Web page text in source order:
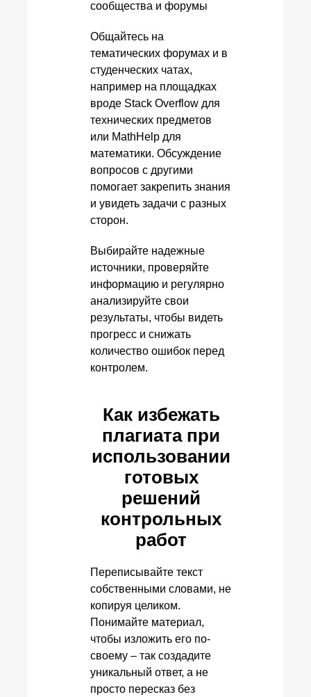
Общайтесь на
тематических форумах и в
студенческих чатах,
например на площадках
вроде Stack Overflow для
технических предметов
или MathHelp для
математики. Обсуждение
вопросов с другими
помогает закрепить знания
и увидеть задачи с разных
сторон.
Выбирайте надежные
источники, проверяйте
информацию и регулярно
анализируйте свои
результаты, чтобы видеть
прогресс и снижать
количество ошибок перед
контролем.
Как избежать
плагиата при
использовании
готовых
решений
контрольных
работ
Переписывайте текст
собственными словами, не
копируя целиком.
Понимайте материал,
чтобы изложить его по-
своему – так создадите
уникальный ответ, а не
просто пересказ без